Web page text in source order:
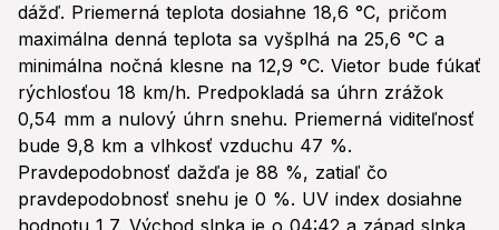
dážď. Priemerná teplota dosiahne 18,6 °C, pričom
maximálna denná teplota sa vyšplhá na 25,6 °C a
minimálna nočná klesne na 12,9 °C. Vietor bude fúkať
rýchlosťou 18 km/h. Predpokladá sa úhrn zrážok
0,54 mm a nulový úhrn snehu. Priemerná viditeľnosť
bude 9,8 km a vlhkosť vzduchu 47 %.
Pravdepodobnosť dažďa je 88 %, zatiaľ čo
pravdepodobnosť snehu je 0 %. UV index dosiahne